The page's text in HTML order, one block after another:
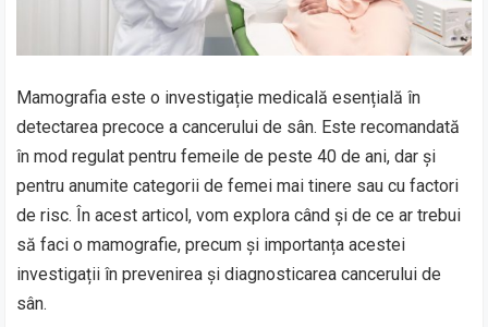
Mamografia este o investigație medicală esențială în
detectarea precoce a cancerului de sân. Este recomandată
în mod regulat pentru femeile de peste 40 de ani, dar și
pentru anumite categorii de femei mai tinere sau cu factori
de risc. În acest articol, vom explora când și de ce ar trebui
să faci o mamografie, precum și importanța acestei
investigații în prevenirea și diagnosticarea cancerului de
sân.